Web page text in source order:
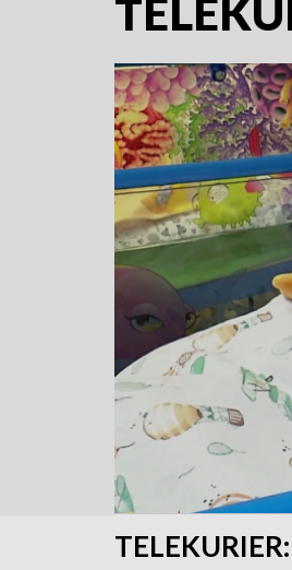
TELEKURIER: